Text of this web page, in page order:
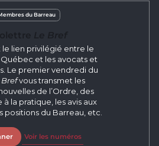
du Barreau
lien privilégié entre le
et les avocats et
Le premier vendredi du
Brefvous transmet les
de l’Ordre, des
à la pratique, les avis aux
positions du Barreau, etc.
Voir les numéros